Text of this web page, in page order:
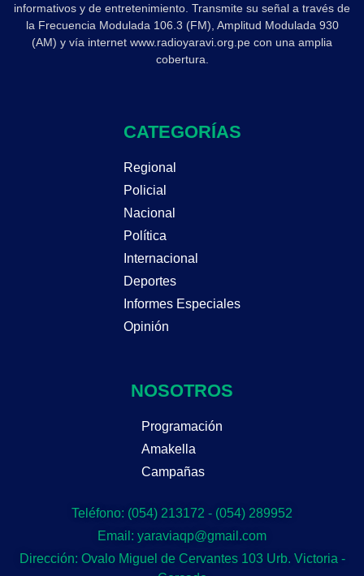
informativos y de entretenimiento. Transmite su señal a través de
la Frecuencia Modulada 106.3 (FM), Amplitud Modulada 930
(AM) y vía internet www.radioyaravi.org.pe con una amplia
cobertura.
CATEGORÍAS
Regional
Policial
Nacional
Política
Internacional
Deportes
Informes Especiales
Opinión
NOSOTROS
Programación
Amakella
Campañas
Teléfono: (054) 213172 - (054) 289952
Email: yaraviaqp@gmail.com
Dirección: Ovalo Miguel de Cervantes 103 Urb. Victoria -